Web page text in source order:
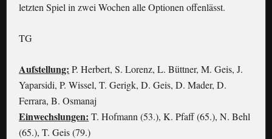
letzten Spiel in zwei Wochen alle Optionen offenlässt.
TG
Aufstellung: P. Herbert, S. Lorenz, L. Büttner, M. Geis, J.
Yaparsidi, P. Wissel, T. Gerigk, D. Geis, D. Mader, D.
Ferrara, B. Osmanaj
Einwechslungen: T. Hofmann (53.), K. Pfaff (65.), N. Behl
(65.), T. Geis (79.)